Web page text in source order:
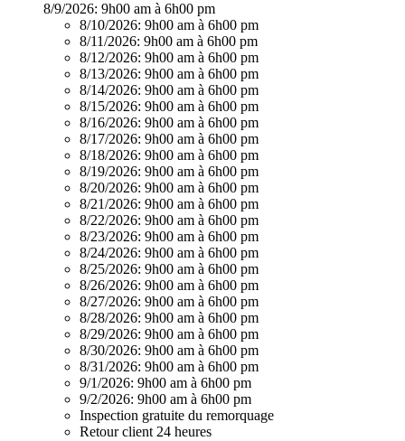
8/9/2026: 9h00 am à 6h00 pm
8/10/2026: 9h00 am à 6h00 pm
8/11/2026: 9h00 am à 6h00 pm
8/12/2026: 9h00 am à 6h00 pm
8/13/2026: 9h00 am à 6h00 pm
8/14/2026: 9h00 am à 6h00 pm
8/15/2026: 9h00 am à 6h00 pm
8/16/2026: 9h00 am à 6h00 pm
8/17/2026: 9h00 am à 6h00 pm
8/18/2026: 9h00 am à 6h00 pm
8/19/2026: 9h00 am à 6h00 pm
8/20/2026: 9h00 am à 6h00 pm
8/21/2026: 9h00 am à 6h00 pm
8/22/2026: 9h00 am à 6h00 pm
8/23/2026: 9h00 am à 6h00 pm
8/24/2026: 9h00 am à 6h00 pm
8/25/2026: 9h00 am à 6h00 pm
8/26/2026: 9h00 am à 6h00 pm
8/27/2026: 9h00 am à 6h00 pm
8/28/2026: 9h00 am à 6h00 pm
8/29/2026: 9h00 am à 6h00 pm
8/30/2026: 9h00 am à 6h00 pm
8/31/2026: 9h00 am à 6h00 pm
9/1/2026: 9h00 am à 6h00 pm
9/2/2026: 9h00 am à 6h00 pm
Inspection gratuite du remorquage
Retour client 24 heures